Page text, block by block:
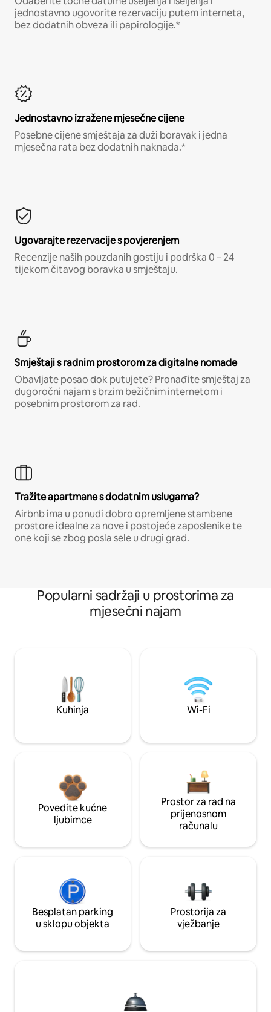
jednostavno ugovorite rezervaciju putem interneta,
bez dodatnih obveza ili papirologije.*
Jednostavno izražene mjesečne cijene
Posebne cijene smještaja za duži boravak i jedna
mjesečna rata bez dodatnih naknada.*
Ugovarajte rezervacije s povjerenjem
Recenzije naših pouzdanih gostiju i podrška 0 – 24
tijekom čitavog boravka u smještaju.
Smještaji s radnim prostorom za digitalne nomade
Obavljate posao dok putujete? Pronađite smještaj za
dugoročni najam s brzim bežičnim internetom i
posebnim prostorom za rad.
Tražite apartmane s dodatnim uslugama?
Airbnb ima u ponudi dobro opremljene stambene
prostore idealne za nove i postojeće zaposlenike te
one koji se zbog posla sele u drugi grad.
Popularni sadržaji u prostorima za
mjesečni najam
Kuhinja Wi-Fi
Povedite kućne
ljubimce
Prostor za rad na
prijenosnom
računalu
Besplatan parking
u sklopu objekta
Prostorija za
vježbanje